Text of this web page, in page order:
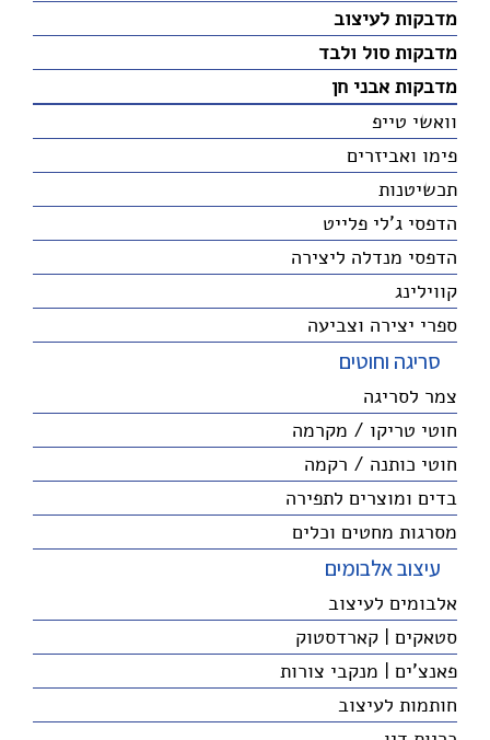
מדבקות לעיצוב
מדבקות סול ולבד
מדבקות אבני חן
וואשי טייפ
פימו ואביזרים
תכשיטנות
הדפסי ג'לי פלייט
הדפסי מנדלה ליצירה
קווילינג
ספרי יצירה וצביעה
סריגה וחוטים
צמר לסריגה
חוטי טריקו / מקרמה
חוטי כותנה / רקמה
בדים ומוצרים לתפירה
מסרגות מחטים וכלים
עיצוב אלבומים
אלבומים לעיצוב
סטאקים | קארדסטוק
פאנצ'ים | מנקבי צורות
חותמות לעיצוב